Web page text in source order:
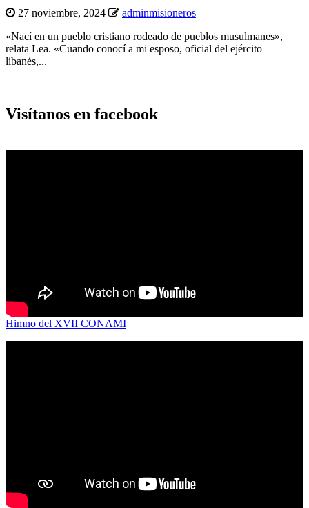
27 noviembre, 2024
adminmisioneros
«Nací en un pueblo cristiano rodeado de pueblos musulmanes»,
relata Lea. «Cuando conocí a mi esposo, oficial del ejército
libanés,...
Visítanos en facebook
Himno del XVII CONAMI